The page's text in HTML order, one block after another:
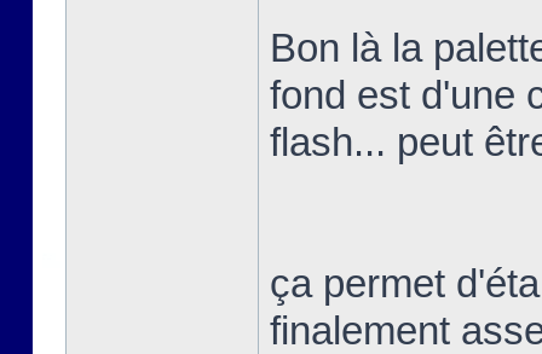
Bon là la
fond est d'une
flash... peut
ça permet
finalement